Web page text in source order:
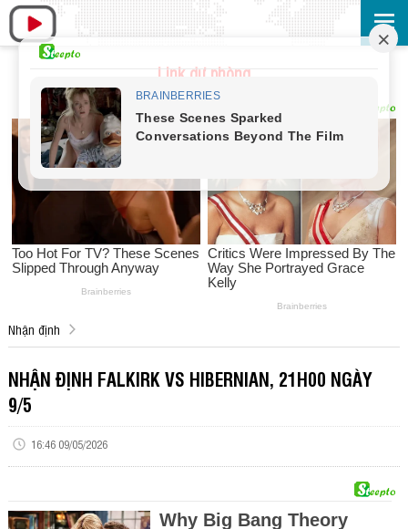
Link dự phòng
Nhận định
NHẬN ĐỊNH FALKIRK VS HIBERNIAN, 21H00 NGÀY
9/5
16:46 09/05/2026